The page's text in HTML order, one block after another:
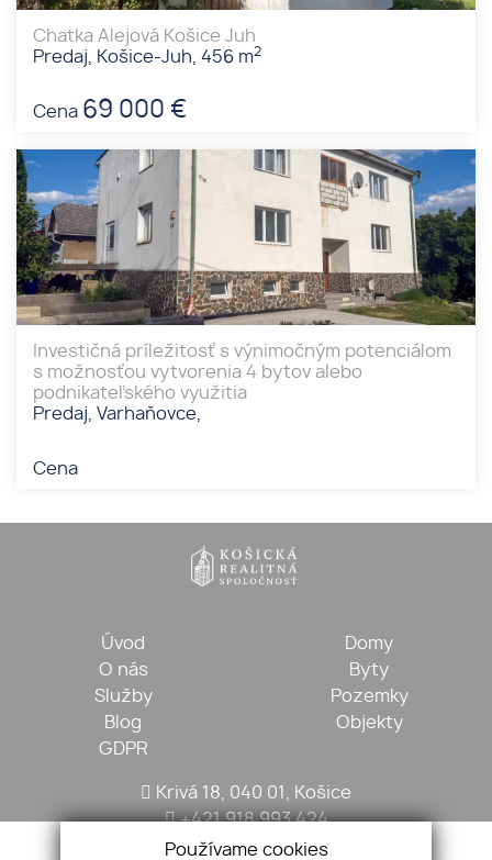
Chatka Alejová Košice Juh
Predaj, Košice-Juh, 456 m2
Cena 69 000 €
Investičná príležitosť s výnimočným potenciálom
s možnosťou vytvorenia 4 bytov alebo
podnikateľského využitia
Predaj, Varhaňovce,
Cena
Úvod
O nás
Služby
Blog
GDPR
Domy
Byty
Pozemky
Objekty
Krivá 18, 040 01, Košice
+421 918 993 424
kosickarealitna@gmail.com
Používame cookies